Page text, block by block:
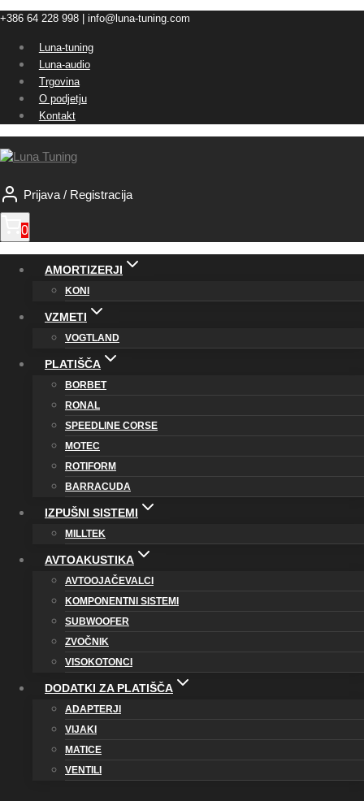
Skip
content
+386 64 228 998 | info@luna-tuning.com
Luna-tuning
Luna-audio
Trgovina
O podjetju
Kontakt
Prijava / Registracija
0
AMORTIZERJI
KONI
VZMETI
VOGTLAND
PLATIŠČA
BORBET
RONAL
SPEEDLINE CORSE
MOTEC
ROTIFORM
BARRACUDA
IZPUŠNI SISTEMI
MILLTEK
AVTOAKUSTIKA
AVTOOJAČEVALCI
KOMPONENTNI SISTEMI
SUBWOOFER
ZVOČNIK
VISOKOTONCI
DODATKI ZA PLATIŠČA
ADAPTERJI
VIJAKI
MATICE
VENTILI